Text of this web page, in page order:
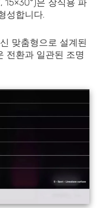
15×30°)은 장식용 파
성합니다.
맞춤형으로 설계된
전환과 일관된 조명